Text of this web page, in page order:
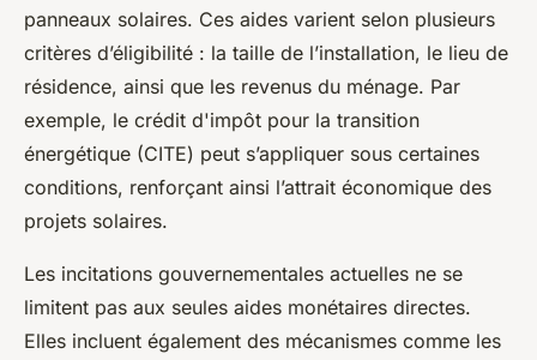
panneaux solaires. Ces aides varient selon plusieurs
critères d’éligibilité : la taille de l’installation, le lieu de
résidence, ainsi que les revenus du ménage. Par
exemple, le crédit d'impôt pour la transition
énergétique (CITE) peut s’appliquer sous certaines
conditions, renforçant ainsi l’attrait économique des
projets solaires.
Les incitations gouvernementales actuelles ne se
limitent pas aux seules aides monétaires directes.
Elles incluent également des mécanismes comme les